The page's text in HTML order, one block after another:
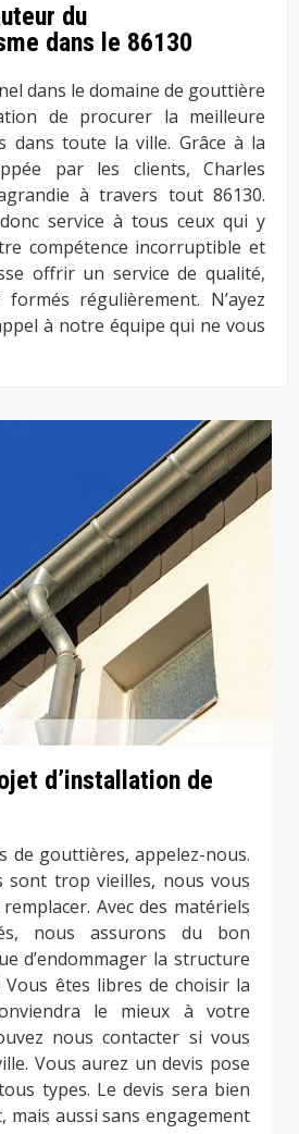
du
dans le 86130
dans le domaine de gouttière
de procurer la meilleure
dans toute la ville. Grâce à la
par les clients, Charles
à travers tout 86130.
service à tous ceux qui y
compétence incorruptible et
offrir un service de qualité,
régulièrement. N’ayez
à notre équipe qui ne vous
d’installation de
de gouttières, appelez-nous.
sont trop vieilles, nous vous
Avec des matériels
nous assurons du bon
d’endommager la structure
êtes libres de choisir la
le mieux à votre
nous contacter si vous
Vous aurez un devis pose
types. Le devis sera bien
mais aussi sans engagement